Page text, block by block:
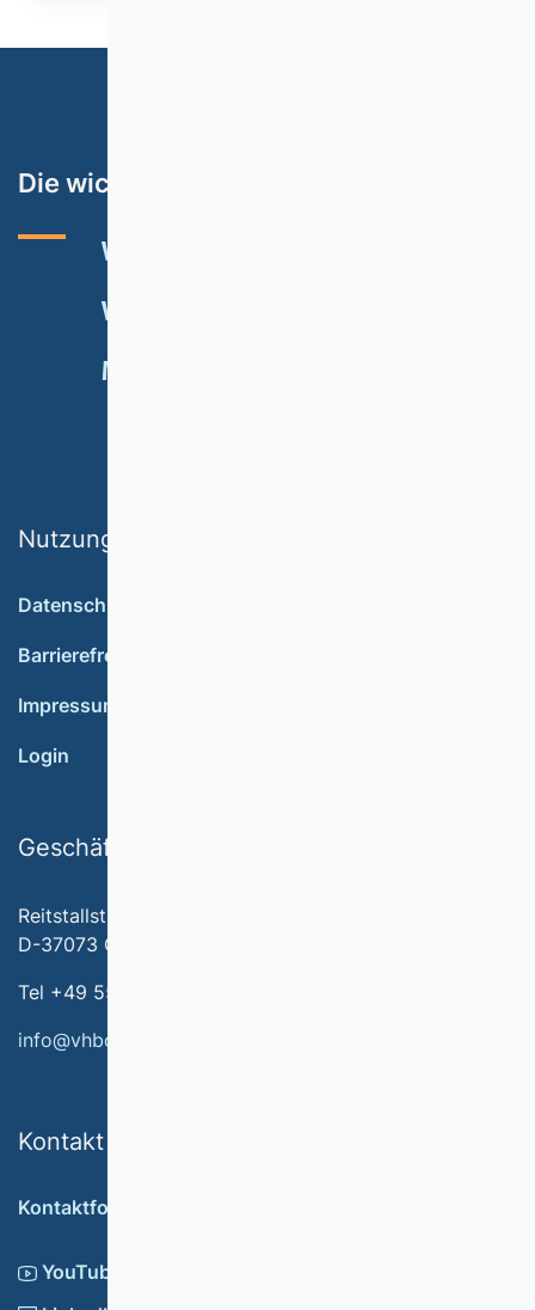
Die wichtigsten Themen
VHB-RATING 2024
VERANSTALTUNGEN
MITGLIED WERDEN
Nutzungsbedingungen
Datenschutz
Barrierefreiheit
Impressum
Login
Geschäftsstelle
Reitstallstr. 7
D-37073 Göttingen
Tel +49 551 79778-566
info@vhbonline.org
Kontakt
Kontaktformular
YouTube